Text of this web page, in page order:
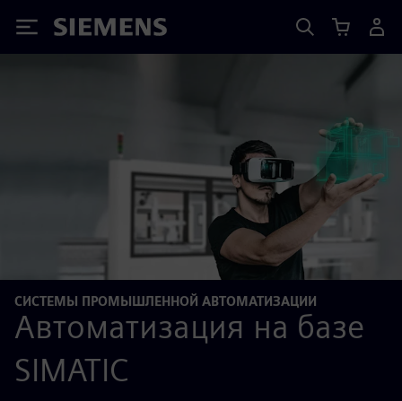
Siemens
СИСТЕМЫ ПРОМЫШЛЕННОЙ АВТОМАТИЗАЦИИ
Автоматизация на базе
SIMATIC